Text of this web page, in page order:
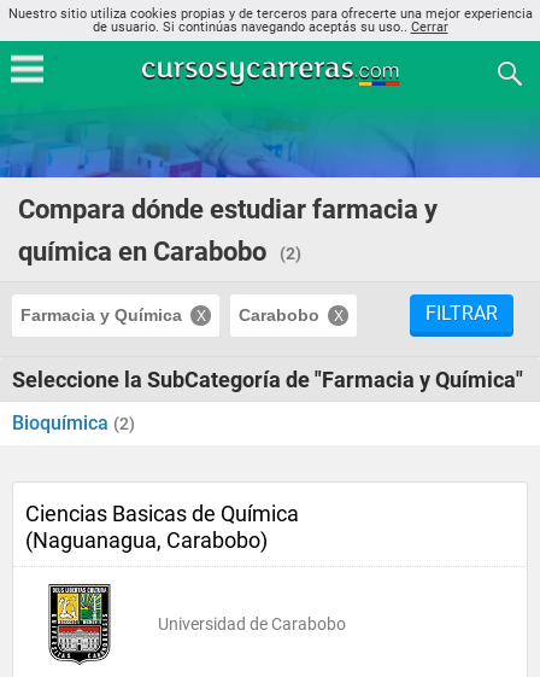
Nuestro sitio utiliza cookies propias y de terceros para ofrecerte una mejor experiencia
de usuario. Si continúas navegando aceptás su uso.. Cerrar
Compara dónde estudiar farmacia y
química en Carabobo
(2)
Farmacia y Química Carabobo FILTRAR
Seleccione la SubCategoría de "Farmacia y Química"
Bioquímica (2)
Ciencias Basicas de Química
(Naguanagua, Carabobo)
Universidad de Carabobo